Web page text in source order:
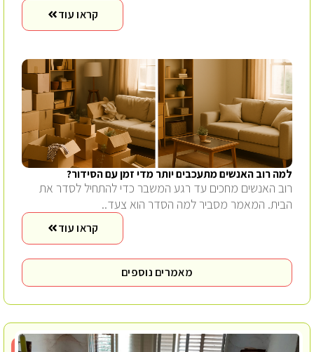
קראו עוד
למה רוב האנשים מתעכבים יותר מדי זמן עם הסידור?
רוב האנשים מחכים עד רגע המשבר כדי להתחיל לסדר את
הבית. המאמר מסביר למה הסדר הוא צעד..
קראו עוד
מאמרים נוספים